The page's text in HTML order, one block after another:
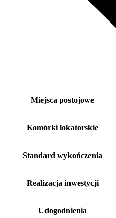
Miejsca postojowe
Komórki lokatorskie
Standard wykończenia
Realizacja inwestycji
Udogodnienia